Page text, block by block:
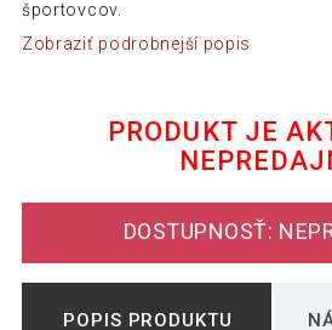
športovcov.
Zobraziť podrobnejší popis
PRODUKT JE
DOSTUPNOSŤ:
POPIS PRODUKTU